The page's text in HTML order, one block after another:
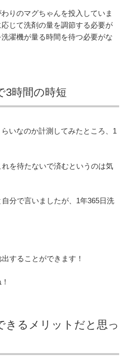
りのマグちゃんを投入していま
じて洗剤の量を調節する必要が
濯機が量る時間を待つ必要がな
3時間の時短
いなのか計測してみたところ、1
を待たないで済むというのは気
分で言いましたが、1年365日洗
することができます！
きるメリットだと思っ